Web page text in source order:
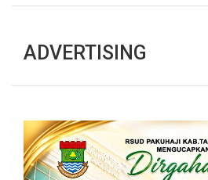
ADVERTISING